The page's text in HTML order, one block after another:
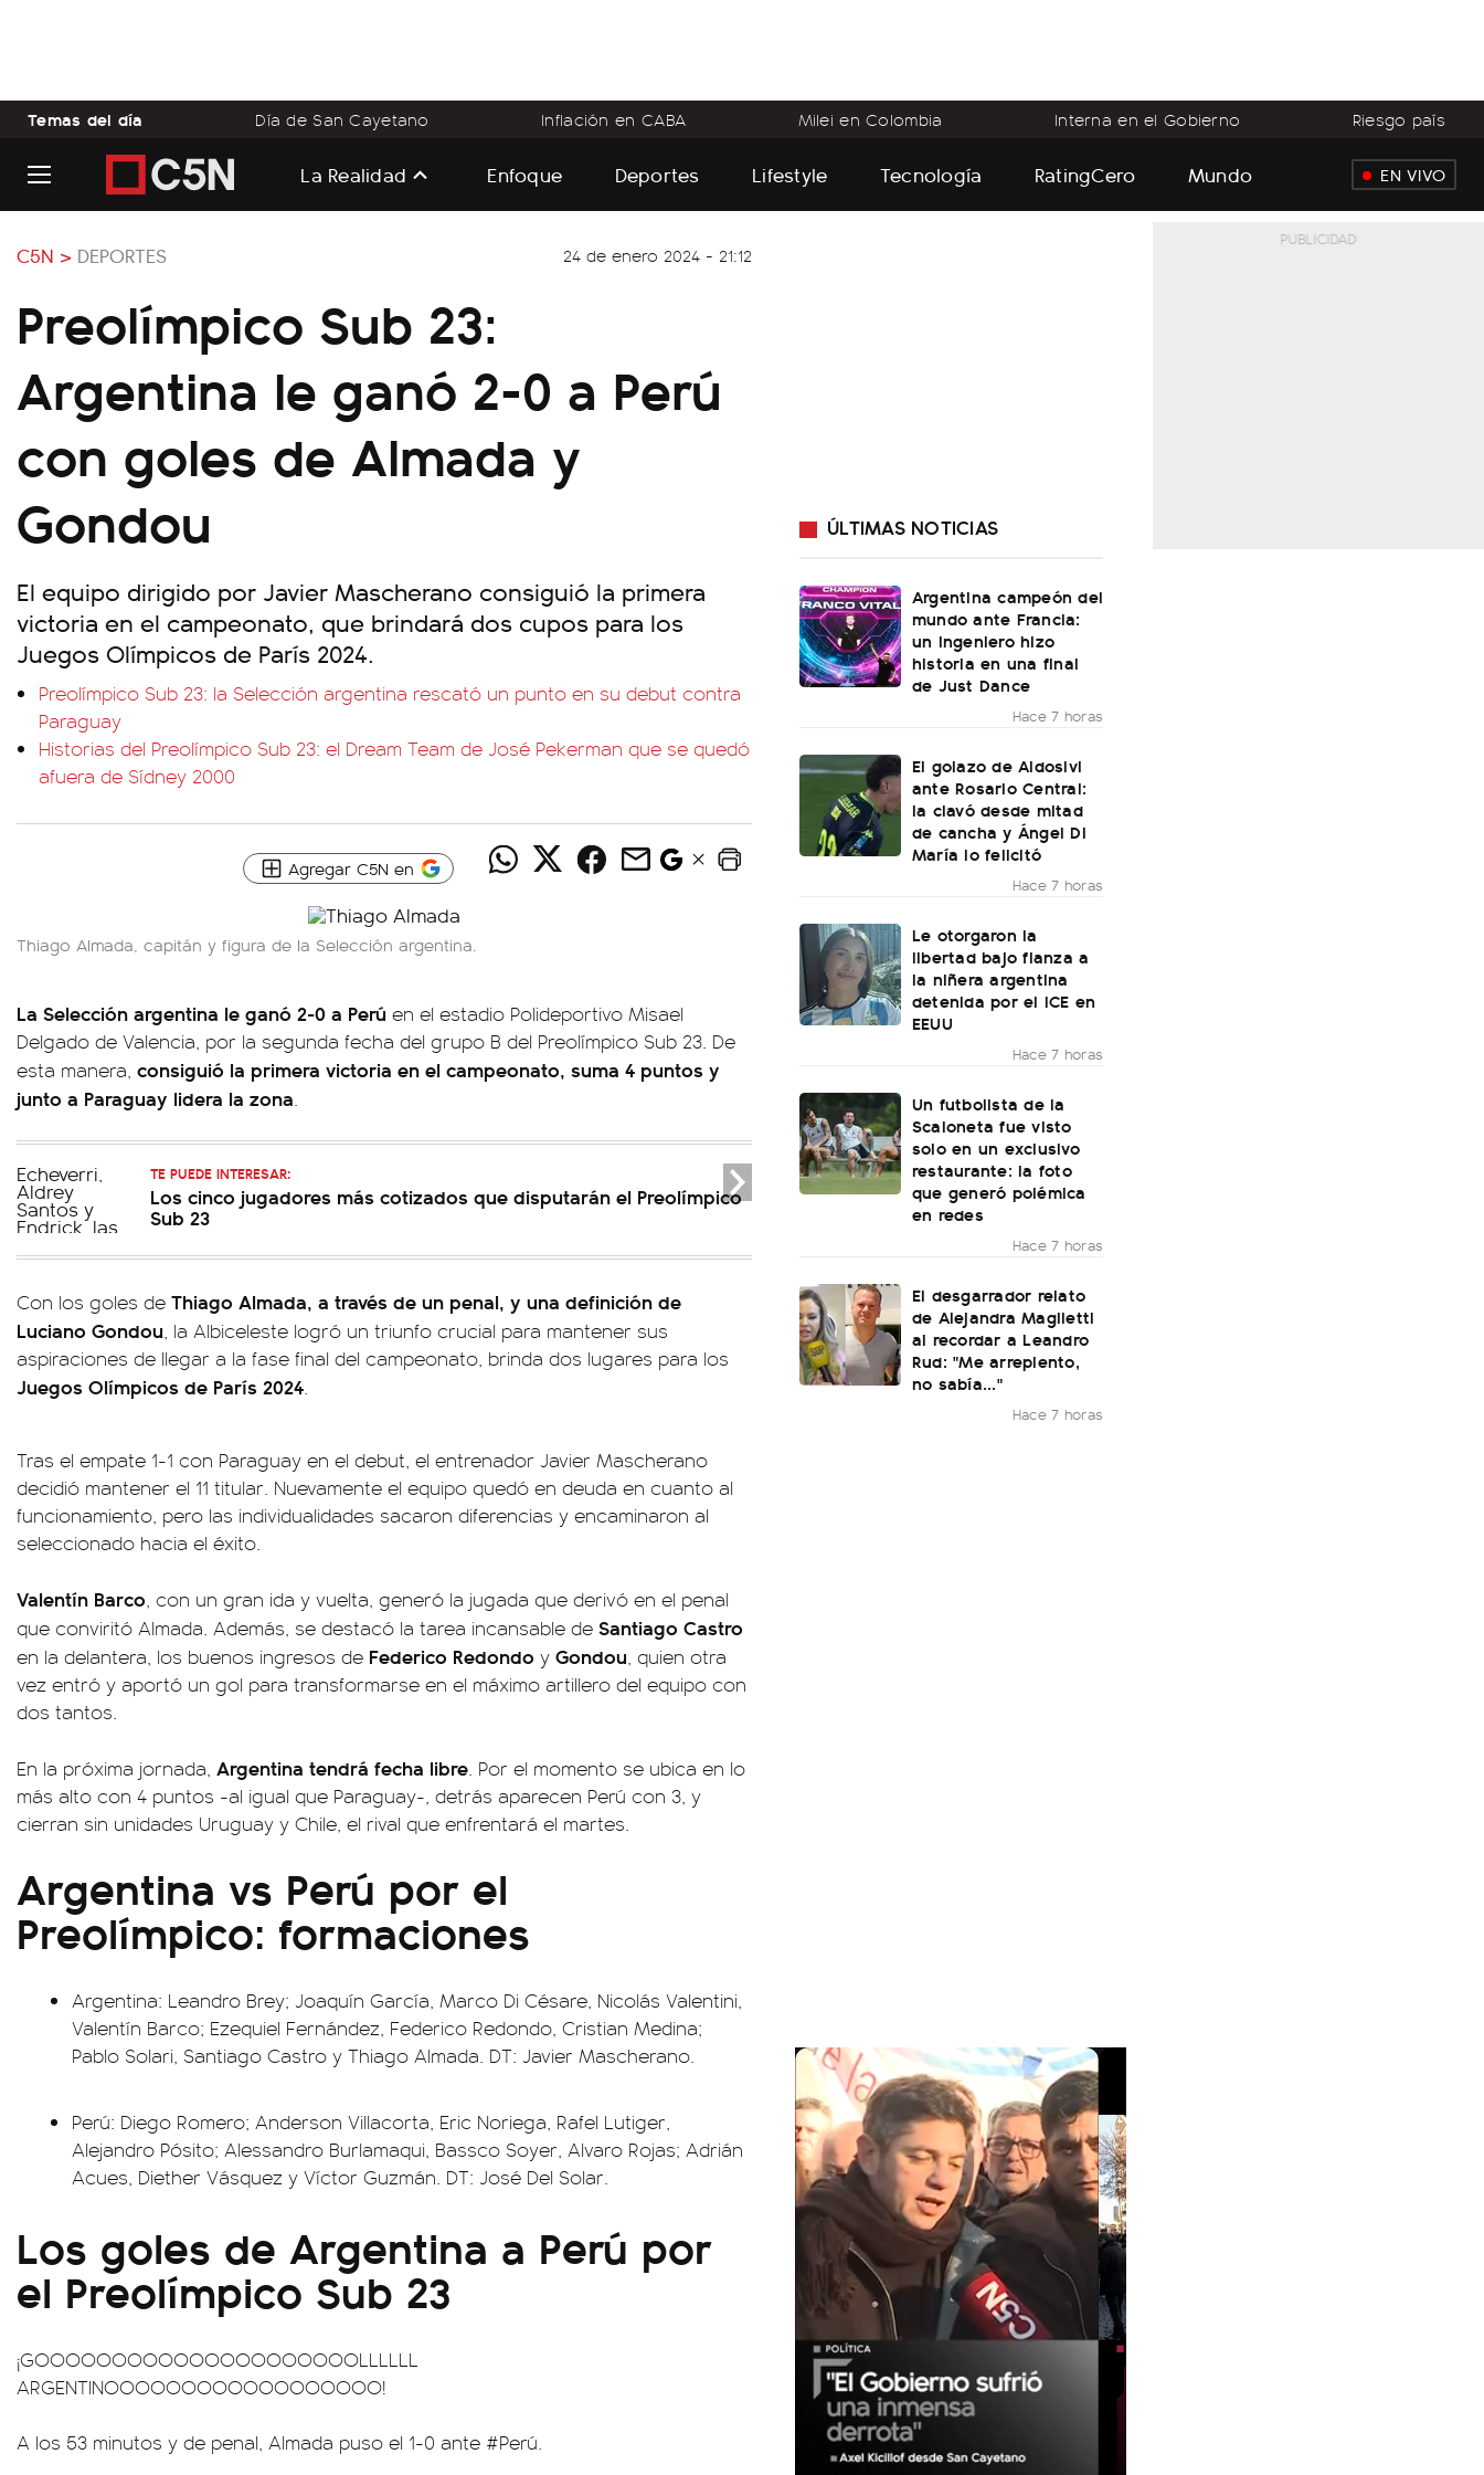
Temas del día Día de San Cayetano Inflación en CABA Milei en Colombia Interna en el Gobierno Riesgo país
La Realidad Enfoque Deportes Lifestyle Tecnología RatingCero Mundo EN VIVO
C5N > DEPORTES 24 de enero 2024 - 21:12
Preolímpico Sub 23:
Argentina le ganó 2-0 a Perú
con goles de Almada y
Gondou
El equipo dirigido por Javier Mascherano consiguió la primera
victoria en el campeonato, que brindará dos cupos para los
Juegos Olímpicos de París 2024.
Preolímpico Sub 23: la Selección argentina rescató un punto en su debut contra
Paraguay
Historias del Preolímpico Sub 23: el Dream Team de José Pekerman que se quedó
afuera de Sídney 2000
Agregar C5N en
Thiago Almada, capitán y figura de la Selección argentina.
La Selección argentina le ganó 2-0 a Perú en el estadio Polideportivo Misael
Delgado de Valencia, por la segunda fecha del grupo B del Preolímpico Sub 23. De
esta manera, consiguió la primera victoria en el campeonato, suma 4 puntos y
junto a Paraguay lidera la zona.
TE PUEDE INTERESAR:
Los cinco jugadores más cotizados que disputarán el Preolímpico
Sub 23
Con los goles de Thiago Almada, a través de un penal, y una definición de
Luciano Gondou, la Albiceleste logró un triunfo crucial para mantener sus
aspiraciones de llegar a la fase final del campeonato, brinda dos lugares para los
Juegos Olímpicos de París 2024.
Tras el empate 1-1 con Paraguay en el debut, el entrenador Javier Mascherano
decidió mantener el 11 titular. Nuevamente el equipo quedó en deuda en cuanto al
funcionamiento, pero las individualidades sacaron diferencias y encaminaron al
seleccionado hacia el éxito.
Valentín Barco, con un gran ida y vuelta, generó la jugada que derivó en el penal
que conviritó Almada. Además, se destacó la tarea incansable de Santiago Castro
en la delantera, los buenos ingresos de Federico Redondo y Gondou, quien otra
vez entró y aportó un gol para transformarse en el máximo artillero del equipo con
dos tantos.
En la próxima jornada, Argentina tendrá fecha libre. Por el momento se ubica en lo
más alto con 4 puntos -al igual que Paraguay-, detrás aparecen Perú con 3, y
cierran sin unidades Uruguay y Chile, el rival que enfrentará el martes.
Argentina vs Perú por el
Preolímpico: formaciones
Argentina: Leandro Brey; Joaquín García, Marco Di Césare, Nicolás Valentini,
Valentín Barco; Ezequiel Fernández, Federico Redondo, Cristian Medina;
Pablo Solari, Santiago Castro y Thiago Almada. DT: Javier Mascherano.
Perú: Diego Romero; Anderson Villacorta, Eric Noriega, Rafel Lutiger,
Alejandro Pósito; Alessandro Burlamaqui, Bassco Soyer, Alvaro Rojas; Adrián
Acues, Diether Vásquez y Víctor Guzmán. DT: José Del Solar.
Los goles de Argentina a Perú por
el Preolímpico Sub 23
¡GOOOOOOOOOOOOOOOOOOOOOLLLLLL
ARGENTINOOOOOOOOOOOOOOOOOO!
A los 53 minutos y de penal, Almada puso el 1-0 ante #Perú.
ÚLTIMAS NOTICIAS
Argentina campeón del
mundo ante Francia:
un ingeniero hizo
historia en una final
de Just Dance
Hace 7 horas
El golazo de Aldosivi
ante Rosario Central:
la clavó desde mitad
de cancha y Ángel Di
María lo felicitó
Hace 7 horas
Le otorgaron la
libertad bajo fianza a
la niñera argentina
detenida por el ICE en
EEUU
Hace 7 horas
Un futbolista de la
Scaloneta fue visto
solo en un exclusivo
restaurante: la foto
que generó polémica
en redes
Hace 7 horas
El desgarrador relato
de Alejandra Maglietti
al recordar a Leandro
Rud: "Me arrepiento,
no sabía..."
Hace 7 horas